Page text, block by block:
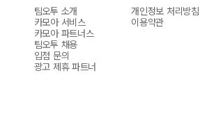
팀오투 소개
카모아 서비스
카모아 파트너스
팀오투 채용
입점 문의
광고 제휴 파트너
개인정보 처리방침
이용약관